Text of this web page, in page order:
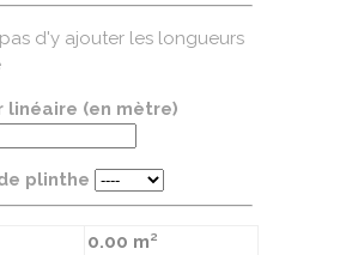
d'y ajouter les longueurs
linéaire (en mètre)
plinthe
0.00 m²